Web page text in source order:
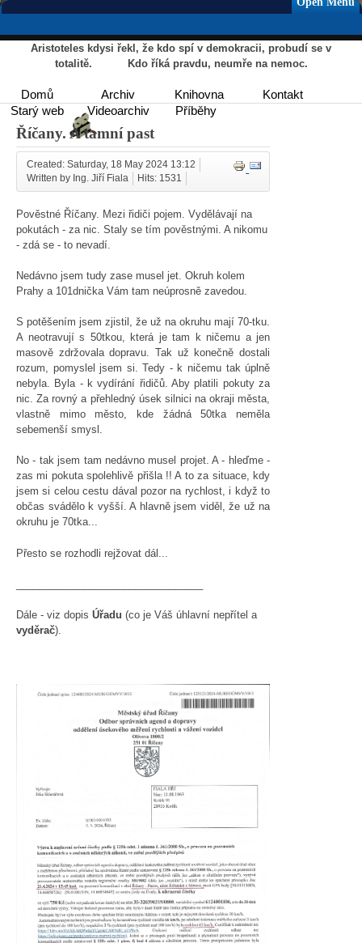
Aristoteles kdysi řekl, že kdo spí v demokracii, probudí se v
totalitě. Kdo říká pravdu, neumře na nemoc.
Domů Archiv Knihovna
Kontakt
Starý web
Videoarchiv Příběhy
Říčany. A tamní past
Created: Saturday, 18 May 2024 13:12
Written by Ing. Jiří Fiala
Hits: 1531
Pověstné Říčany. Mezi řidiči pojem. Vydělávají na
pokutách - za nic. Staly se tím pověstnými. A nikomu
- zdá se - to nevadí.
Nedávno jsem tudy zase musel jet. Okruh kolem
Prahy a 101dnička Vám tam neúprosně zavedou.
S potěšením jsem zjistil, že už na okruhu mají 70-tku.
A neotravují s 50tkou, která je tam k ničemu a jen
masově zdržovala dopravu. Tak už konečně dostali
rozum, pomyslel jsem si. Tedy - k ničemu tak úplně
nebyla. Byla - k vydírání řidičů. Aby platili pokuty za
nic. Za rovný a přehledný úsek silnici na okraji města,
vlastně mimo město, kde žádná 50tka neměla
sebemenší smysl.
No - tak jsem tam nedávno musel projet. A - hleďme -
zas mi pokuta spolehlivě přišla !! A to za situace, kdy
jsem si celou cestu dával pozor na rychlost, i když to
občas svádělo k vyšší. A hlavně jsem viděl, že už na
okruhu je 70tka...
Přesto se rozhodli rejžovat dál...
Dále - viz dopis Úřadu (co je Váš úhlavní nepřítel a
vyděrač).